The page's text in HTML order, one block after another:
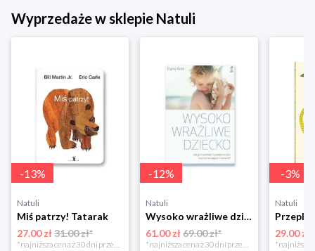
Wyprzedaże w sklepie Natuli
-13%
Natuli
Miś patrzy! Tatarak
27.00 zł31.00 zł*
*najniższa cena z 30 dni przed obniżką
-12%
Natuli
Wysoko wrażliwe dziecko Gwp
61.00 zł 69.00 zł*
*najniższa cena z 30 dni przed obniżką
-3%
Natuli
29.00 zł